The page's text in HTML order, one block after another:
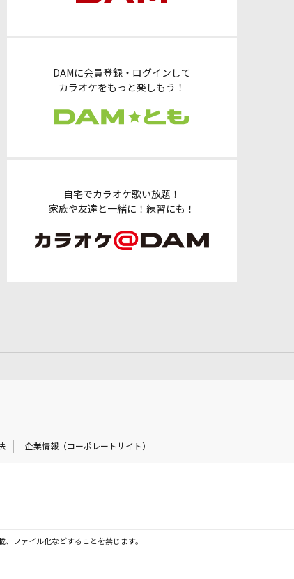
DAMに会員登録・ログインして
カラオケをもっと楽しもう！
自宅でカラオケ歌い放題！
家族や友達と一緒に！練習にも！
企業情報（コーポレートサイト）
ファイル化などすることを禁じます。